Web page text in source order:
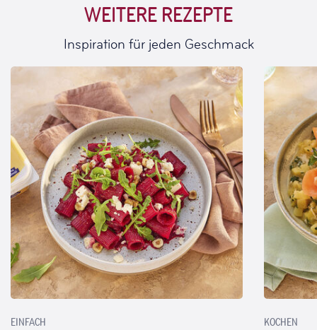
WEITERE REZEPTE
Inspiration für jeden Geschmack
EINFACH KOCHEN